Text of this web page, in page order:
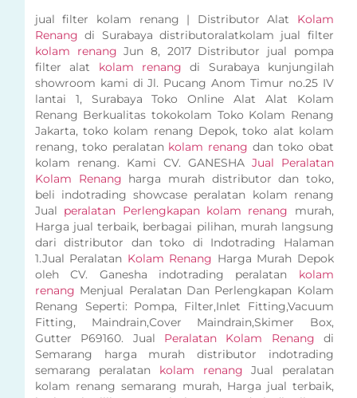
jual filter kolam renang | Distributor Alat Kolam
Renang di Surabaya distributoralatkolam jual filter
kolam renang Jun 8, 2017 Distributor jual pompa
filter alat kolam renang di Surabaya kunjungilah
showroom kami di Jl. Pucang Anom Timur no.25 IV
lantai 1, Surabaya Toko Online Alat Alat Kolam
Renang Berkualitas tokokolam Toko Kolam Renang
Jakarta, toko kolam renang Depok, toko alat kolam
renang, toko peralatankolam renang dan toko obat
kolam renang. Kami CV. GANESHA Jual Peralatan
Kolam Renang harga murah distributor dan toko,
beli indotrading showcase peralatan kolam renang
Jual peralatan Perlengkapan kolam renang murah,
Harga jual terbaik, berbagai pilihan, murah langsung
dari distributor dan toko di Indotrading Halaman
1.Jual Peralatan Kolam Renang Harga Murah Depok
oleh CV. Ganesha indotrading peralatan kolam
renang Menjual Peralatan Dan Perlengkapan Kolam
Renang Seperti: Pompa, Filter,Inlet Fitting,Vacuum
Fitting, Maindrain,Cover Maindrain,Skimer Box,
Gutter P69160. Jual Peralatan Kolam Renang di
Semarang harga murah distributor indotrading
semarang peralatan kolam renang Jual peralatan
kolam renang semarang murah, Harga jual terbaik,